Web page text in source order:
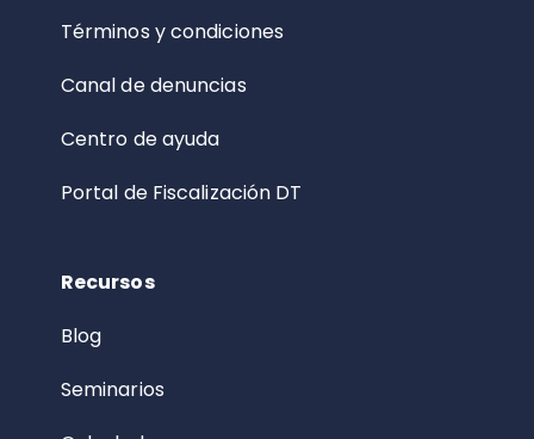
Términos y condiciones
Canal de denuncias
Centro de ayuda
Portal de Fiscalización DT
Recursos
Blog
Seminarios